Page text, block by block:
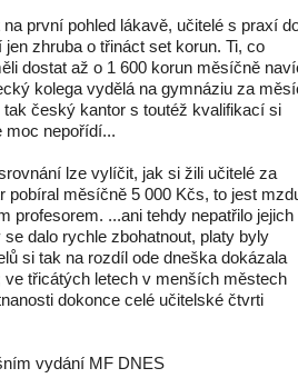
první pohled lákavě, učitelé s praxí
zhruba o třináct set korun. Ti, co
dostat až o 1 600 korun měsíčně
kolega vydělá na gymnáziu za
tak český kantor s toutéž kvalifikací si
moc nepořídí...
lze vylíčit, jak si žili učitelé za
pobíral měsíčně 5 000 Kčs, to jest
profesorem. ...ani tehdy nepatřilo jejich
dalo rychle zbohatnout, platy byly
si tak na rozdíl ode dneška dokázala
ve třicátých letech v menších městech
dokonce celé učitelské čtvrti
vydání MF DNES